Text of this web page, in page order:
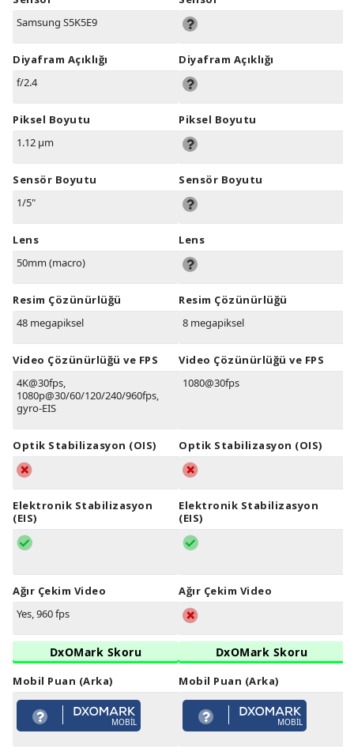
Samsung S5K5E9
Diyafram Açıklığı
f/2.4
Piksel Boyutu
1.12 µm
Sensör Boyutu
1/5"
Lens
50mm (macro)
Resim Çözünürlüğü
48 megapiksel
Video Çözünürlüğü ve FPS
4K@30fps,
1080p@30/60/120/240/960fps,
gyro-EIS
Optik Stabilizasyon (OIS)
Elektronik Stabilizasyon
(EIS)
Ağır Çekim Video
Yes, 960 fps
DxOMark Skoru
Mobil Puan (Arka)
MOBIL
Diyafram Açıklığı
Piksel Boyutu
Sensör Boyutu
Lens
Resim Çözünürlüğü
8 megapiksel
Video Çözünürlüğü ve FPS
1080@30fps
Optik Stabilizasyon (OIS)
Elektronik Stabilizasyon
(EIS)
Ağır Çekim Video
DxOMark Skoru
Mobil Puan (Arka)
MOBIL